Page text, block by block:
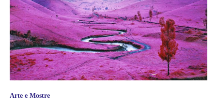
Arte e Mostre